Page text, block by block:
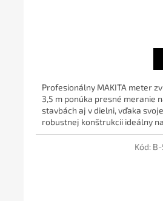
Profesionálny MAKITA meter
3,5 m ponúka presné meranie
stavbách aj v dielni, vďaka
robustnej konštrukcii ideálny
Kód: